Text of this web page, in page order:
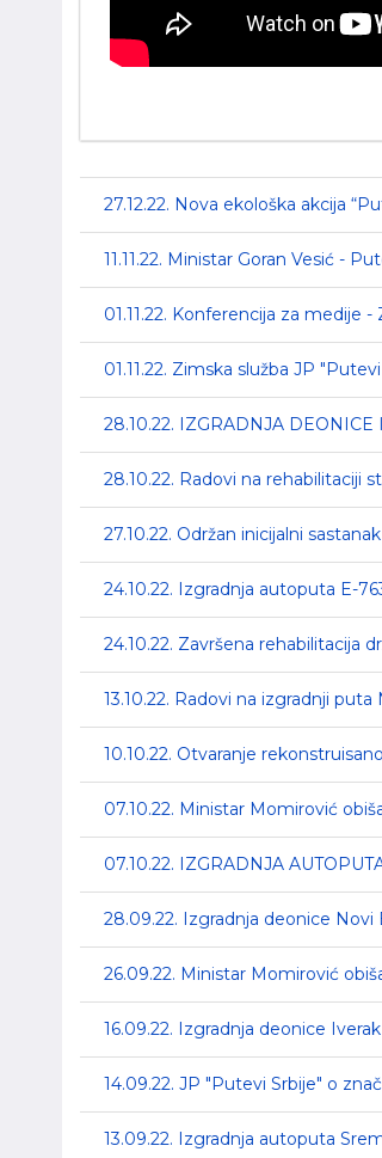
27.12.22. Nova ekološka akcija
11.11.22. Ministar Goran Vesić -
01.11.22. Konferencija za medije
01.11.22. Zimska služba JP
28.10.22. IZGRADNJA DEONICE
28.10.22. Radovi na rehabilitaciji
27.10.22. Održan inicijalni
24.10.22. Izgradnja autoputa E-
24.10.22. Završena rehabilitacija
13.10.22. Radovi na izgradnji
10.10.22. Otvaranje
07.10.22. Ministar Momirović
07.10.22. IZGRADNJA
28.09.22. Izgradnja deonice Novi
26.09.22. Ministar Momirović
16.09.22. Izgradnja deonice
14.09.22. JP "Putevi Srbije" o
13.09.22. Izgradnja autoputa